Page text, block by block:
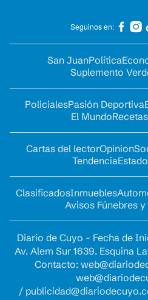
Seguinos en:
San JuanPolítica
Suplemento
PolicialesPasión Deportiva
El MundoRecetas
Cartas del lectorOpinion
Tendencia
ClasificadosInmuebles
Avisos Fúnebres
Diario de Cuyo - Fecha de
Av. Alem Sur 1639. Esquina
Contacto:
/